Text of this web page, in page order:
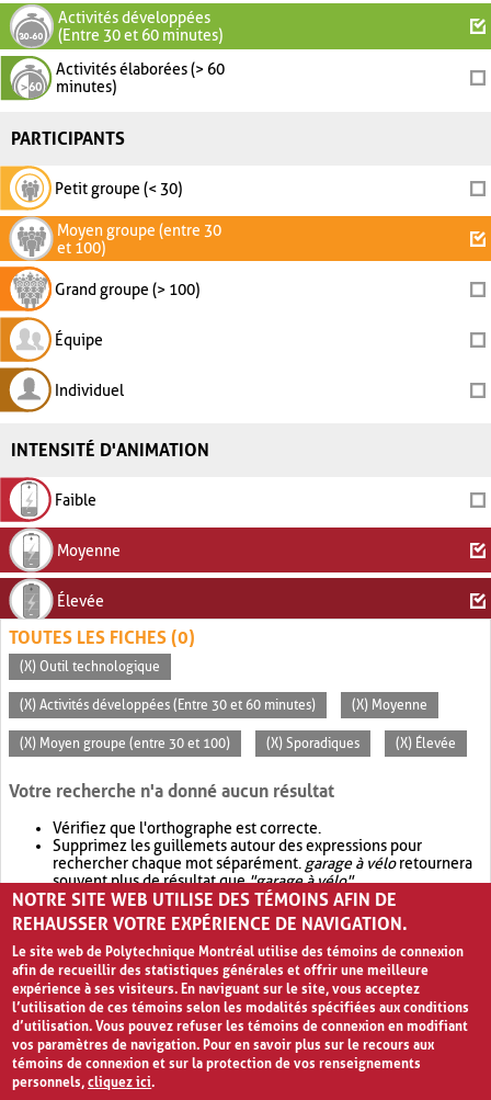
Activités développées
(Entre 30 et 60 minutes)
Activités élaborées (> 60
minutes)
PARTICIPANTS
Petit groupe (< 30)
Moyen groupe (entre 30
et 100)
Grand groupe (> 100)
Équipe
Individuel
INTENSITÉ D'ANIMATION
Faible
Moyenne
Élevée
TOUTES LES FICHES (0)
(X) Outil technologique
(X) Activités développées (Entre 30 et 60 minutes) (X) Moyenne
(X) Moyen groupe (entre 30 et 100) (X) Sporadiques (X) Élevée
Votre recherche n'a donné aucun résultat
Vérifiez que l'orthographe est correcte.
Supprimez les guillemets autour des expressions pour
rechercher chaque mot séparément. garage à véloretournera
souvent plus de résultat que"garage à vélo".
Envisagez d'élargir votre recherche avec OR.garage OR vélo
retournera souvent plus de résultat quegarage à vélo
NOTRE SITE WEB UTILISE DES TÉMOINS AFIN DE
REHAUSSER VOTRE EXPÉRIENCE DE NAVIGATION.
Le site web de Polytechnique Montréal utilise des témoins de connexion
afin de recueillir des statistiques générales et offrir une meilleure
expérience à ses visiteurs. En naviguant sur le site, vous acceptez
l’utilisation de ces témoins selon les modalités spécifiées aux conditions
d’utilisation. Vous pouvez refuser les témoins de connexion en modifiant
vos paramètres de navigation. Pour en savoir plus sur le recours aux
témoins de connexion et sur la protection de vos renseignements
personnels,cliquez ici.